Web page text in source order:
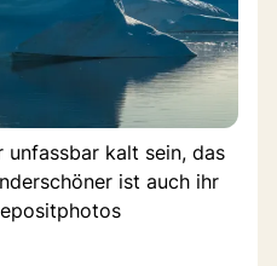
kalt sein, das
ist auch ihr